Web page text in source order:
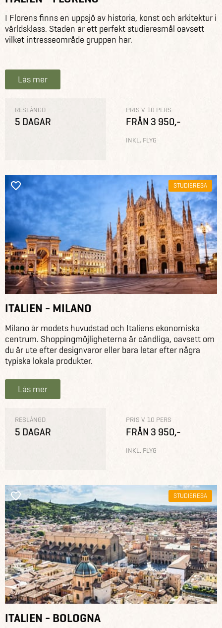
I Florens finns en uppsjö av historia, konst och arkitektur i
världsklass. Staden är ett perfekt studieresmål oavsett
vilket intresseområde gruppen har.
Läs mer
RESLÄNGD
5 DAGAR
PRIS V. 10 PERS
FRÅN 3 950,-
INKL. FLYG
STUDIERESA
ITALIEN - MILANO
Milano är modets huvudstad och Italiens ekonomiska
centrum. Shoppingmöjligheterna är oändliga, oavsett om
du är ute efter designvaror eller bara letar efter några
typiska lokala produkter.
Läs mer
RESLÄNGD
5 DAGAR
PRIS V. 10 PERS
FRÅN 3 950,-
INKL. FLYG
STUDIERESA
ITALIEN - BOLOGNA